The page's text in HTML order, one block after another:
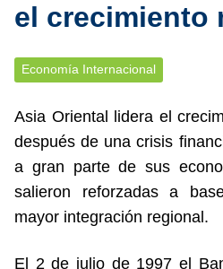
el crecimiento
Economía Internacional
Asia Oriental lidera el
después de una crisis
a gran parte de sus
salieron reforzadas a
mayor integración regional.
El 2 de julio de 1997 el